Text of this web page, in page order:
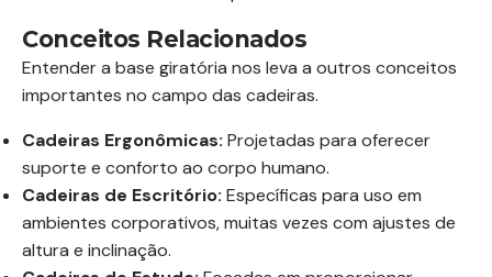
Conceitos Relacionados
Entender a base giratória nos leva a outros conceitos
importantes no campo das cadeiras.
Cadeiras Ergonômicas: Projetadas para oferecer
suporte e conforto ao corpo humano.
Cadeiras de Escritório: Específicas para uso em
ambientes corporativos, muitas vezes com ajustes de
altura e inclinação.